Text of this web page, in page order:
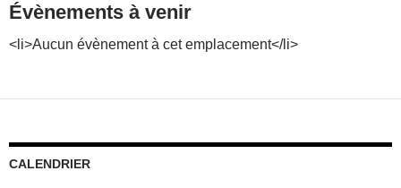
Évènements à venir
<li>Aucun évènement à cet emplacement</li>
CALENDRIER